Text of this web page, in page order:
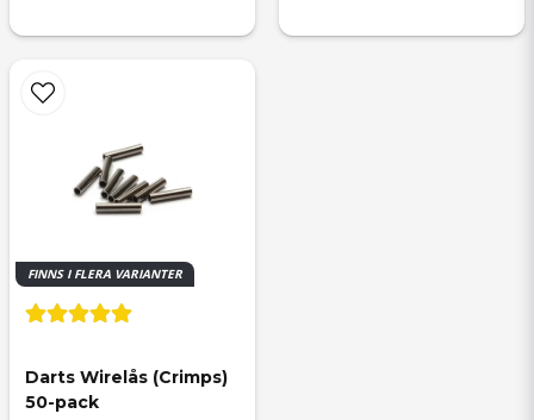
FINNS I FLERA VARIANTER
Darts Wirelås (Crimps)
50-pack